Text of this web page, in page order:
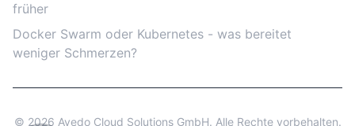
früher
Docker Swarm oder Kubernetes - was bereitet
weniger Schmerzen?
© 2026 Ayedo Cloud Solutions GmbH. Alle Rechte vorbehalten.